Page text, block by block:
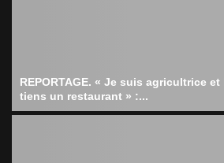
REPORTAGE. « Je suis agricultrice et
tiens un restaurant » :...